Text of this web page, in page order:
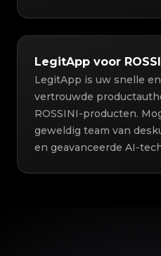
LegitApp voor
LegitApp is uw snelle
vertrouwde
ROSSINI-producten.
geweldig team van
en geavanceerde AI-